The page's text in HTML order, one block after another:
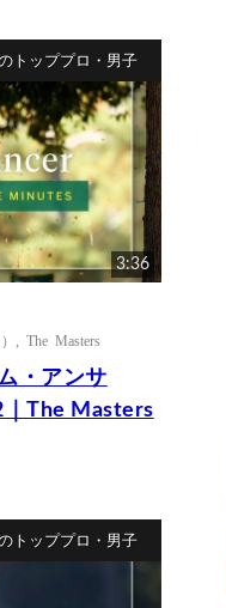
トッププロ・男子
3:36
,The Masters
・アンサ
The Masters
トッププロ・男子